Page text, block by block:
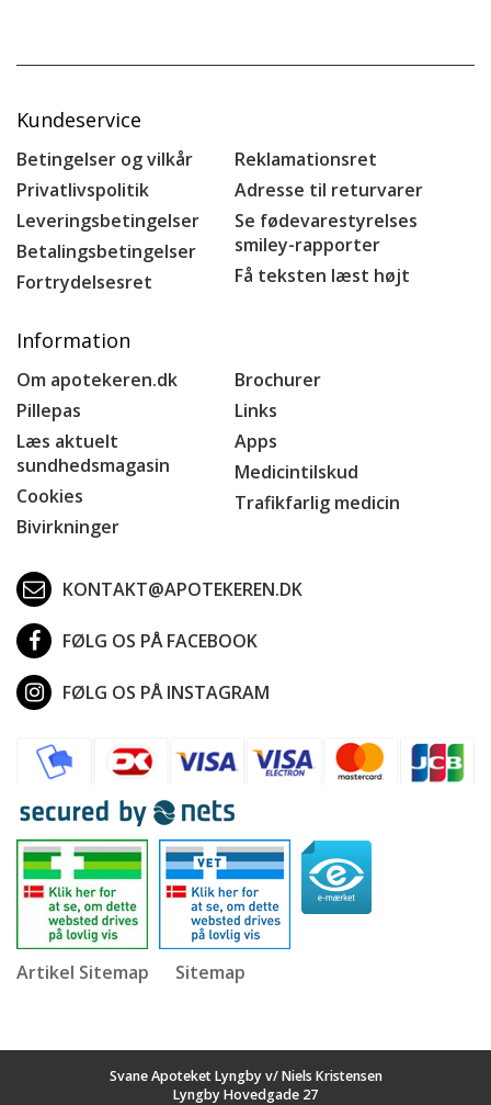
Kundeservice
Betingelser og vilkår
Privatlivspolitik
Leveringsbetingelser
Betalingsbetingelser
Fortrydelsesret
Reklamationsret
Adresse til returvarer
Se fødevarestyrelses
smiley-rapporter
Få teksten læst højt
Information
Om apotekeren.dk
Pillepas
Læs aktuelt
sundhedsmagasin
Cookies
Bivirkninger
Brochurer
Links
Apps
Medicintilskud
Trafikfarlig medicin
KONTAKT@APOTEKEREN.DK
FØLG OS PÅ FACEBOOK
FØLG OS PÅ INSTAGRAM
Artikel Sitemap Sitemap
Svane Apoteket Lyngby v/ Niels Kristensen
Lyngby Hovedgade 27